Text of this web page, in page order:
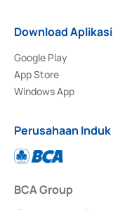
Download Aplikasi
Google Play
App Store
Windows App
Perusahaan Induk
BCA Group